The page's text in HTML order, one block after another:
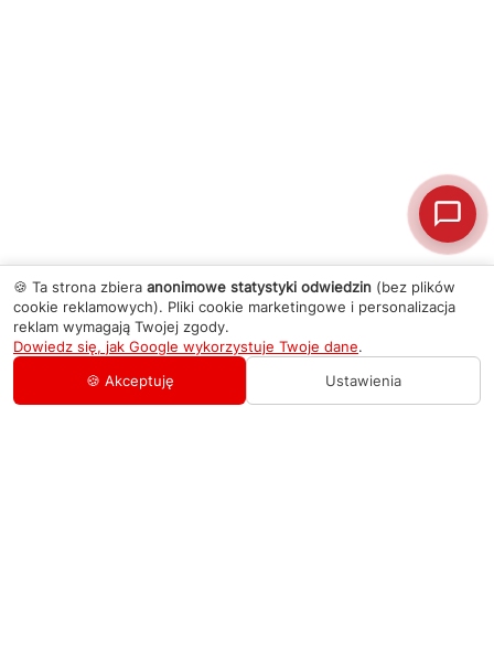
🍪 Ta strona zbiera anonimowe statystyki odwiedzin (bez plików
cookie reklamowych). Pliki cookie marketingowe i personalizacja
reklam wymagają Twojej zgody.
Dowiedz się, jak Google wykorzystuje Twoje dane.
🍪 Akceptuję
Ustawienia